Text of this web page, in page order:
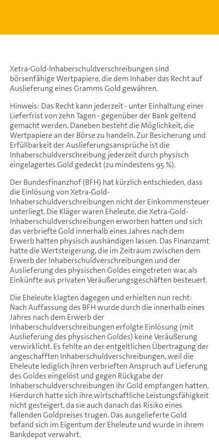
Xetra-Gold-Inhaberschuldverschreibungen sind
börsenfähige Wertpapiere, die dem Inhaber das Recht auf
Auslieferung eines Gramms Gold gewähren.
Hinweis: Das Recht kann jederzeit - unter Einhaltung einer
Lieferfrist von zehn Tagen - gegenüber der Bank geltend
gemacht werden. Daneben besteht die Möglichkeit, die
Wertpapiere an der Börse zu handeln. Zur Besicherung und
Erfüllbarkeit der Auslieferungsansprüche ist die
Inhaberschuldverschreibung jederzeit durch physisch
eingelagertes Gold gedeckt (zu mindestens 95 %).
Der Bundesfinanzhof (BFH) hat kürzlich entschieden, dass
die Einlösung von Xetra-Gold-
Inhaberschuldverschreibungen nicht der Einkommensteuer
unterliegt. Die Kläger waren Eheleute, die Xetra-Gold-
Inhaberschuldverschreibungen erworben hatten und sich
das verbriefte Gold innerhalb eines Jahres nach dem
Erwerb hatten physisch aushändigen lassen. Das Finanzamt
hatte die Wertsteigerung, die im Zeitraum zwischen dem
Erwerb der Inhaberschuldverschreibungen und der
Auslieferung des physischen Goldes eingetreten war, als
Einkünfte aus privaten Veräußerungsgeschäften besteuert.
Die Eheleute klagten dagegen und erhielten nun recht:
Nach Auffassung des BFH wurde durch die innerhalb eines
Jahres nach dem Erwerb der
Inhaberschuldverschreibungen erfolgte Einlösung (mit
Auslieferung des physischen Goldes) keine Veräußerung
verwirklicht. Es fehlte an der entgeltlichen Übertragung der
angeschafften Inhaberschuldverschreibungen, weil die
Eheleute lediglich ihren verbrieften Anspruch auf Lieferung
des Goldes eingelöst und gegen Rückgabe der
Inhaberschuldverschreibungen ihr Gold empfangen hatten.
Hierdurch hatte sich ihre wirtschaftliche Leistungsfähigkeit
nicht gesteigert, da sie auch danach das Risiko eines
fallenden Goldpreises trugen. Das ausgelieferte Gold
befand sich im Eigentum der Eheleute und wurde in ihrem
Bankdepot verwahrt.